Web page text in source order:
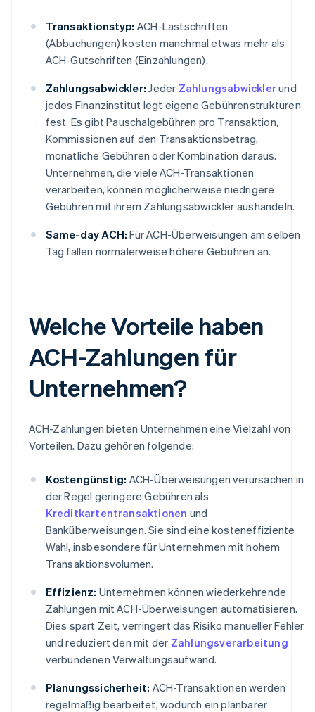
Transaktionstyp: ACH-Lastschriften
(Abbuchungen) kosten manchmal etwas mehr als
ACH-Gutschriften (Einzahlungen).
Zahlungsabwickler: Jeder Zahlungsabwicklerund
jedes Finanzinstitut legt eigene Gebührenstrukturen
fest. Es gibt Pauschalgebühren pro Transaktion,
Kommissionen auf den Transaktionsbetrag,
monatliche Gebühren oder Kombination daraus.
Unternehmen, die viele ACH-Transaktionen
verarbeiten, können möglicherweise niedrigere
Gebühren mit ihrem Zahlungsabwickler aushandeln.
Same-day ACH: Für ACH-Überweisungen am selben
Tag fallen normalerweise höhere Gebühren an.
Welche Vorteile haben
ACH-Zahlungen für
Unternehmen?
ACH-Zahlungen bieten Unternehmen eine Vielzahl von
Vorteilen. Dazu gehören folgende:
Kostengünstig: ACH-Überweisungen verursachen in
der Regel geringere Gebühren als
Kreditkartentransaktionen und
Banküberweisungen. Sie sind eine kosteneffiziente
Wahl, insbesondere für Unternehmen mit hohem
Transaktionsvolumen.
Effizienz: Unternehmen können wiederkehrende
Zahlungen mit ACH-Überweisungen automatisieren.
Dies spart Zeit, verringert das Risiko manueller Fehler
und reduziert den mit der Zahlungsverarbeitung
verbundenen Verwaltungsaufwand.
Planungssicherheit: ACH-Transaktionen werden
regelmäßig bearbeitet, wodurch ein planbarer